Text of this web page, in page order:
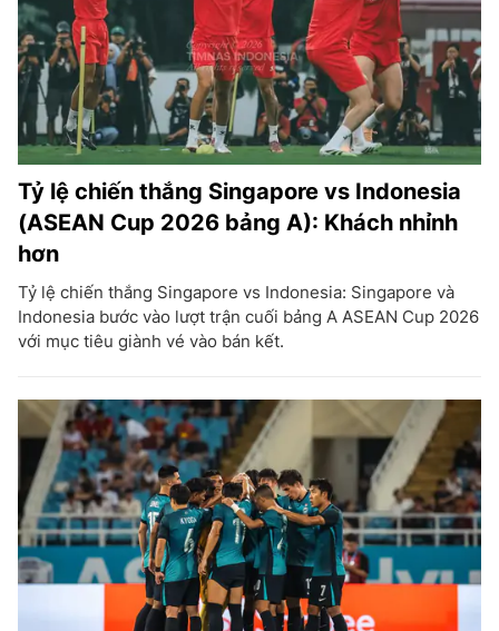
Tỷ lệ chiến thắng Singapore vs Indonesia
(ASEAN Cup 2026 bảng A): Khách nhỉnh
hơn
Tỷ lệ chiến thắng Singapore vs Indonesia: Singapore và
Indonesia bước vào lượt trận cuối bảng A ASEAN Cup 2026
với mục tiêu giành vé vào bán kết.